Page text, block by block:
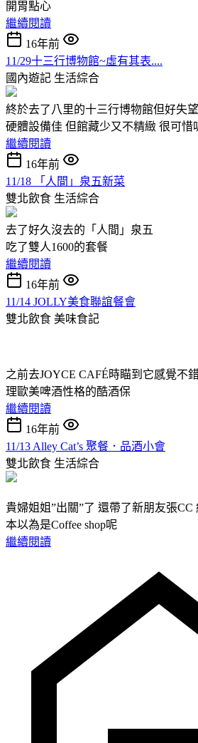
開胃點心
繼續閱讀
16年前
11/29十三行博物館~虛有其表....
國內遊記 生活綜合
終於去了八里的十三行博物館但好失
硬體設備佳 但館藏少又不精緻 很可惜
繼續閱讀
16年前
11/18 「人間」泉五新菜
雙北飲食 生活綜合
去了好久沒去的「人間」泉五
吃了雙人1600的套餐
繼續閱讀
16年前
11/14 JOLLY美食聯誼餐會
雙北飲食 美味食記
之前去JOYCE CAFÉ時瞄到它感覺不
理歐美啤酒性格的酷酒保
繼續閱讀
16年前
11/13 Alley Cat’s 聚餐．品酒小會
雙北飲食 生活綜合
貴婦姐姐”出關”了 還帶了新朋友張CC
本以為是Coffee shop呢
繼續閱讀